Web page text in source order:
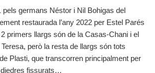
pels germans Néstor i Nil Bohigas del
restaurada l’any 2022 per Estel Parés
primers llargs són de la Casas-Chani i el
però la resta de llargs són tots
Plasti, que transcorren principalment per
fissurats…